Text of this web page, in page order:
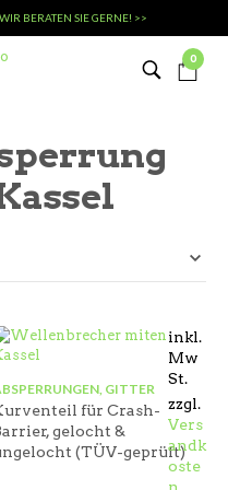
BERATEN SIE GERNE! >>
0
inkl.
Mw
St.
zzgl.
Vers
andk
oste
GITTER
für Crash-
gelocht &
(TÜV-geprüft)